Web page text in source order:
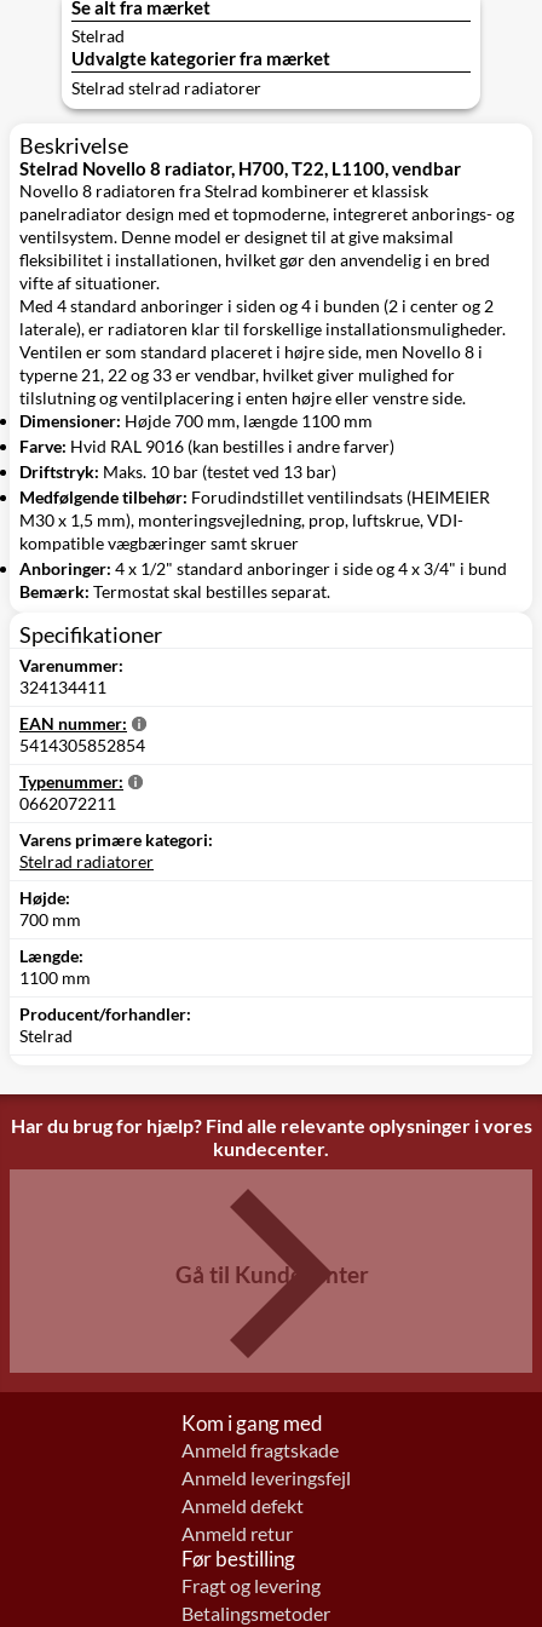
Se alt fra mærket
Stelrad
Udvalgte kategorier fra mærket
Stelrad stelrad radiatorer
Beskrivelse
Stelrad Novello 8 radiator, H700, T22, L1100, vendbar
Novello 8 radiatoren fra Stelrad kombinerer et klassisk
panelradiator design med et topmoderne, integreret anborings- og
ventilsystem. Denne model er designet til at give maksimal
fleksibilitet i installationen, hvilket gør den anvendelig i en bred
vifte af situationer.
Med 4 standard anboringer i siden og 4 i bunden (2 i center og 2
laterale), er radiatoren klar til forskellige installationsmuligheder.
Ventilen er som standard placeret i højre side, men Novello 8 i
typerne 21, 22 og 33 er vendbar, hvilket giver mulighed for
tilslutning og ventilplacering i enten højre eller venstre side.
Dimensioner: Højde 700 mm, længde 1100 mm
Farve: Hvid RAL 9016 (kan bestilles i andre farver)
Driftstryk: Maks. 10 bar (testet ved 13 bar)
Medfølgende tilbehør: Forudindstillet ventilindsats (HEIMEIER
M30 x 1,5 mm), monteringsvejledning, prop, luftskrue, VDI-
kompatible vægbæringer samt skruer
Anboringer: 4 x 1/2" standard anboringer i side og 4 x 3/4" i bund
Bemærk: Termostat skal bestilles separat.
Specifikationer
Varenummer:
324134411
EAN nummer:
5414305852854
Typenummer:
0662072211
Varens primære kategori:
Stelrad radiatorer
Højde:
700 mm
Længde:
1100 mm
Producent/forhandler:
Stelrad
Har du brug for hjælp? Find alle relevante oplysninger i vores
kundecenter.
Gå til Kundecenter
Kom i gang med
Anmeld fragtskade
Anmeld leveringsfejl
Anmeld defekt
Anmeld retur
Før bestilling
Fragt og levering
Betalingsmetoder